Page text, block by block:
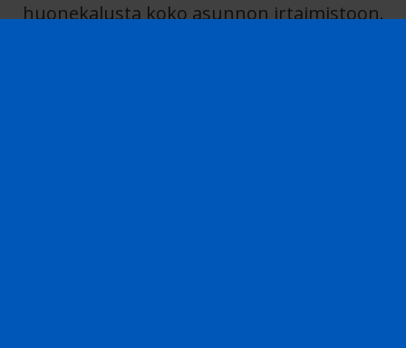
huonekalusta koko asunnon irtaimistoon.